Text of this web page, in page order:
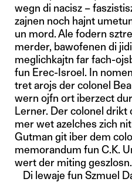
wegn di nacisz –
zajnen noch hajnt
un mord. Ale fodern
merder, bawofenen di
meglichkajtn far fach-
fun Erec-Isroel. In
tret arojs der colonel
wern ojfn ort iberzect
Lerner. Der colonel
mer wet azelches zich
Gutman git iber dem
memorandum fun C.K.
wert der miting geszlosn.
Di lewaje fun Szmuel